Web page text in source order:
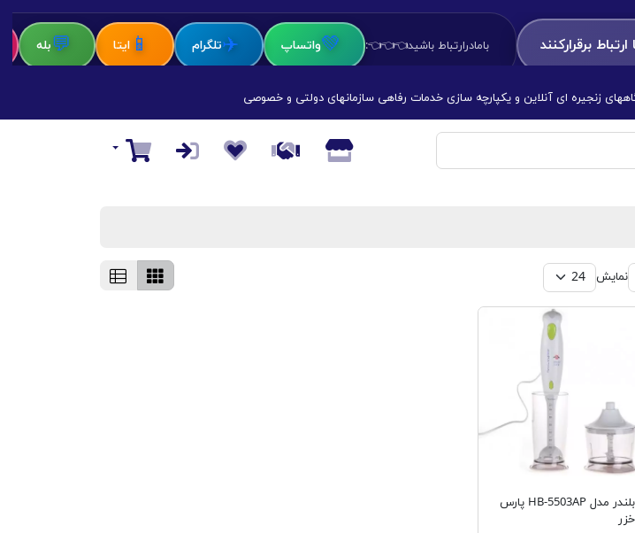
بامادرارتباط باشید👈👈👈: 💚 واتساپ ✈️ تلگرام 📱
💬 بله 🤖
زنجیره ای آنلاین و یکپارچه سازی خدمات رفاهی سازمانهای دولتی و خصوصی
سبد خرید
نمایش
بلندر مدل HB-5503AP پارس
خزر